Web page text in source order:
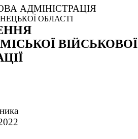
АДМІНІСТРАЦІЯ
ОБЛАСТІ
ВІЙСЬКОВОЇ